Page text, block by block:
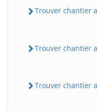
Trouver chantier
Trouver chantier
Trouver chantier